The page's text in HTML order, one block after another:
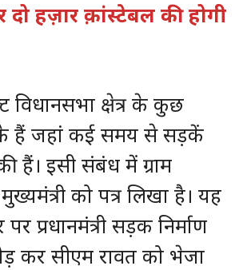
हज़ार क़ांस्टेबल की होगी
क्षेत्र के कुछ
हैं जहां कई समय से सड़कें
हैं। इसी संबंध में ग्राम
को पत्र लिखा है। यह
प्रधानमंत्री सड़क निर्माण
कर सीएम रावत को भेजा